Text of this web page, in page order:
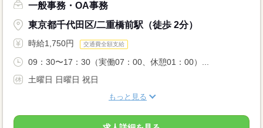
一般事務・OA事務
東京都千代田区/二重橋前駅（徒歩 2分）
時給1,750円 交通費全額支給
09：30〜17：30（実働07：00、休憩01：00）...
土曜日 日曜日 祝日
もっと見る